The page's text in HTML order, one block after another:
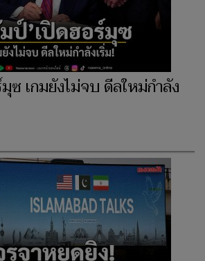
ซ เกมยังไม่จบ ดีลใหม่กำลัง